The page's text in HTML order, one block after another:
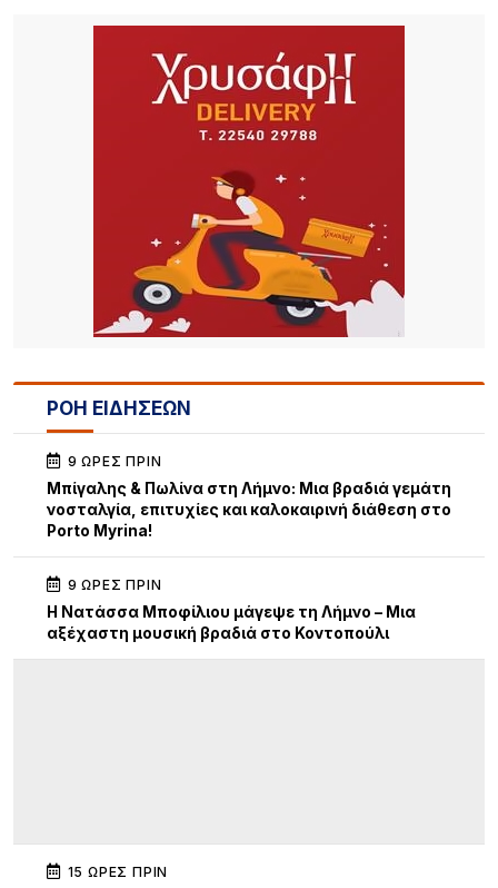
ΡΟΗ ΕΙΔΗΣΕΩΝ
9 ΏΡΕΣ ΠΡΙΝ
Μπίγαλης & Πωλίνα στη Λήμνο: Μια βραδιά γεμάτη
νοσταλγία, επιτυχίες και καλοκαιρινή διάθεση στο
Porto Myrina!
9 ΏΡΕΣ ΠΡΙΝ
Η Νατάσσα Μποφίλιου μάγεψε τη Λήμνο – Μια
αξέχαστη μουσική βραδιά στο Κοντοπούλι
15 ΏΡΕΣ ΠΡΙΝ